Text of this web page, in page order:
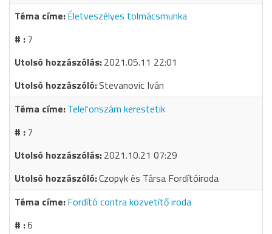
Életveszélyes tolmácsmunka
7
2021.05.11 22:01
Stevanovic Iván
Telefonszám kerestetik
7
2021.10.21 07:29
Czopyk és Társa Fordítóiroda
Fordító contra közvetítő iroda
6